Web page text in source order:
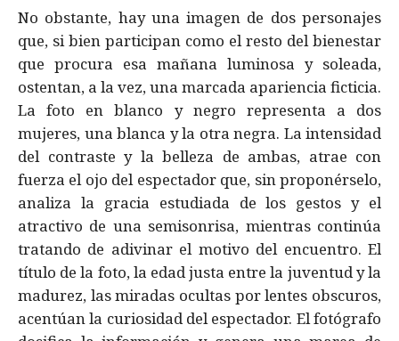
No obstante, hay una imagen de dos personajes
que, si bien participan como el resto del bienestar
que procura esa mañana luminosa y soleada,
ostentan, a la vez, una marcada apariencia ficticia.
La foto en blanco y negro representa a dos
mujeres, una blanca y la otra negra. La intensidad
del contraste y la belleza de ambas, atrae con
fuerza el ojo del espectador que, sin proponérselo,
analiza la gracia estudiada de los gestos y el
atractivo de una semisonrisa, mientras continúa
tratando de adivinar el motivo del encuentro. El
título de la foto, la edad justa entre la juventud y la
madurez, las miradas ocultas por lentes obscuros,
acentúan la curiosidad del espectador. El fotógrafo